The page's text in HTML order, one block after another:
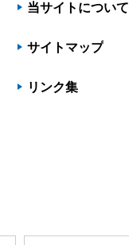
当サイトについて
サイトマップ
リンク集